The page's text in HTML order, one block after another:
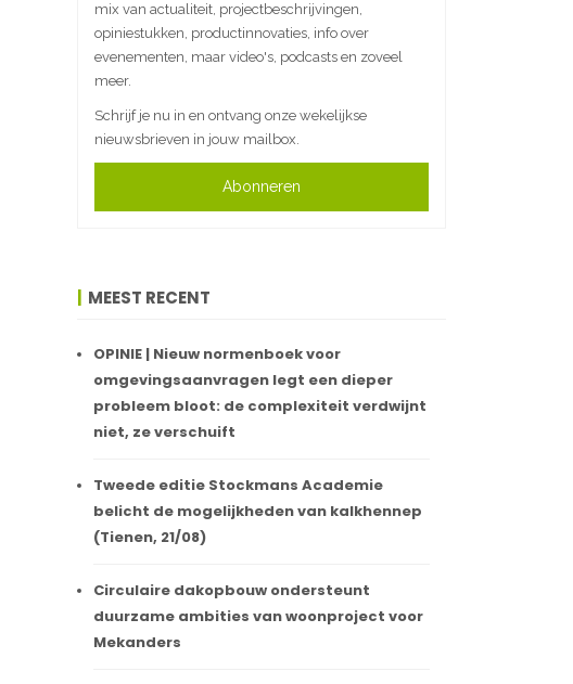
mix van actualiteit, projectbeschrijvingen,
opiniestukken, productinnovaties, info over
evenementen, maar video's, podcasts en zoveel
meer.
Schrijf je nu in en ontvang onze wekelijkse
nieuwsbrieven in jouw mailbox.
Abonneren
MEEST RECENT
OPINIE | Nieuw normenboek voor
omgevingsaanvragen legt een dieper
probleem bloot: de complexiteit verdwijnt
niet, ze verschuift
Tweede editie Stockmans Academie
belicht de mogelijkheden van kalkhennep
(Tienen, 21/08)
Circulaire dakopbouw ondersteunt
duurzame ambities van woonproject voor
Mekanders